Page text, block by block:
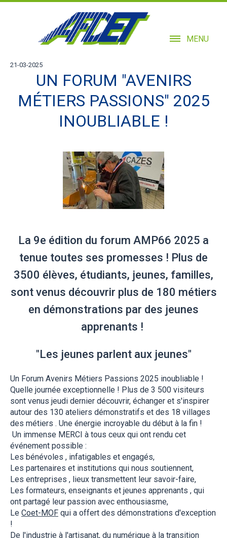
MENU
21-03-2025
UN FORUM "AVENIRS
MÉTIERS PASSIONS" 2025
INOUBLIABLE !
La 9e édition du forum AMP66 2025 a
tenue toutes ses promesses ! Plus de
3500 élèves, étudiants, jeunes, familles,
sont venus découvrir plus de 180 métiers
en démonstrations par des jeunes
apprenants !
"Les jeunes parlent aux jeunes"
Un Forum Avenirs Métiers Passions 2025 inoubliable !
Quelle journée exceptionnelle ! Plus de 3 500 visiteurs
sont venus jeudi dernier découvrir, échanger et s'inspirer
autour des 130 ateliers démonstratifs et des 18 villages
des métiers . Une énergie incroyable du début à la fin !
Un immense MERCI à tous ceux qui ont rendu cet
événement possible :
Les bénévoles , infatigables et engagés,
Les partenaires et institutions qui nous soutiennent,
Les entreprises , lieux transmettent leur savoir-faire,
Les formateurs, enseignants et jeunes apprenants , qui
ont partagé leur passion avec enthousiasme,
Le Coet-MOF qui a offert des démonstrations d'exception
!
De l'industrie à l'artisanat, du numérique à la transition